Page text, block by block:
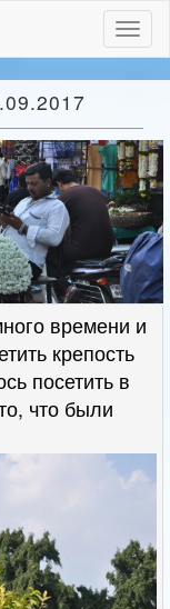
времени и
крепость
посетить в
что были